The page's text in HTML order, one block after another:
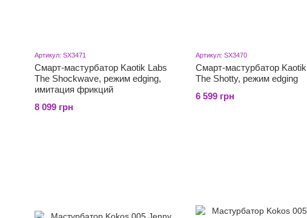
Артикул: SX3471
Смарт-мастурбатор Kaotik Labs
The Shockwave, режим edging,
имитация фрикций
8 099 грн
Артикул: SX3470
Смарт-мастурбатор
The Shotty, режим edging
6 599 грн